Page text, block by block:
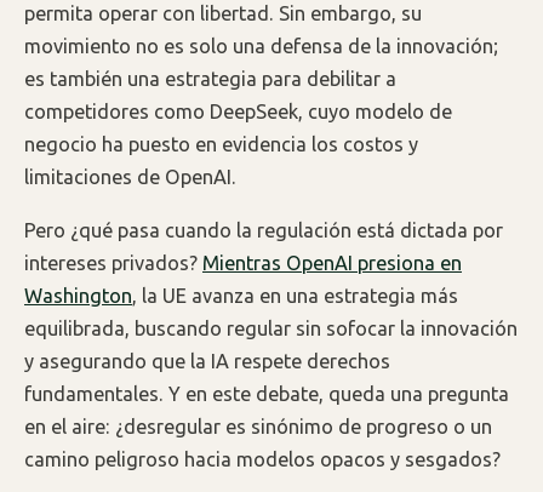
permita operar con libertad. Sin embargo, su
movimiento no es solo una defensa de la innovación;
es también una estrategia para debilitar a
competidores como DeepSeek, cuyo modelo de
negocio ha puesto en evidencia los costos y
limitaciones de OpenAI.
Pero ¿qué pasa cuando la regulación está dictada por
intereses privados? Mientras OpenAI presiona en
Washington, la UE avanza en una estrategia más
equilibrada, buscando regular sin sofocar la innovación
y asegurando que la IA respete derechos
fundamentales. Y en este debate, queda una pregunta
en el aire: ¿desregular es sinónimo de progreso o un
camino peligroso hacia modelos opacos y sesgados?